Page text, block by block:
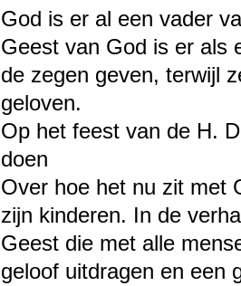
God is er al een vader
Geest van God is er als
de zegen geven, terwijl
geloven.
Op het feest van de H.
doen
Over hoe het nu zit met
zijn kinderen. In de
Geest die met alle
geloof uitdragen en een